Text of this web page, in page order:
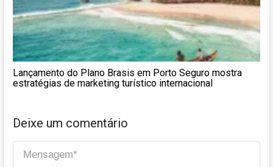
Lançamento do Plano Brasis em Porto Seguro mostra
estratégias de marketing turístico internacional
Deixe um comentário